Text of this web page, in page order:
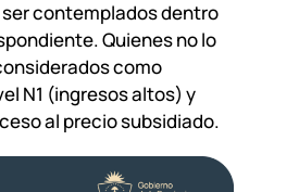
contemplados dentro
Quienes no lo
como
N1 (ingresos altos) y
al precio subsidiado.